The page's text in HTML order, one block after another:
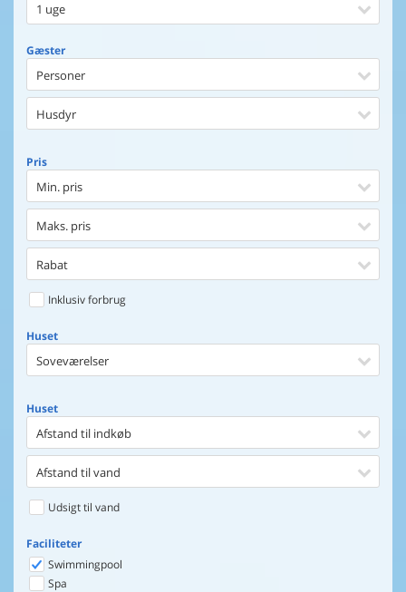
1 uge
Gæster
Personer
Husdyr
Pris
Min. pris
Maks. pris
Rabat
Inklusiv forbrug
Huset
Soveværelser
Huset
Afstand til indkøb
Afstand til vand
Udsigt til vand
Faciliteter
Swimmingpool
Spa